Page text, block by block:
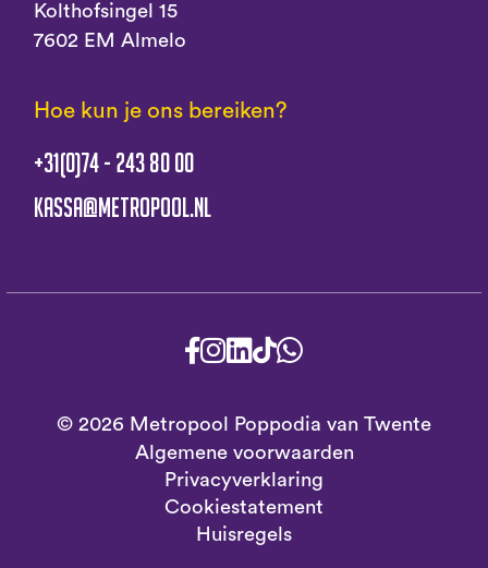
Kolthofsingel 15
7602 EM Almelo
Hoe kun je ons bereiken?
+31(0)74 - 243 80 00
kassa@metropool.nl
© 2026 Metropool Poppodia van Twente
Algemene voorwaarden
Privacyverklaring
Cookiestatement
Huisregels